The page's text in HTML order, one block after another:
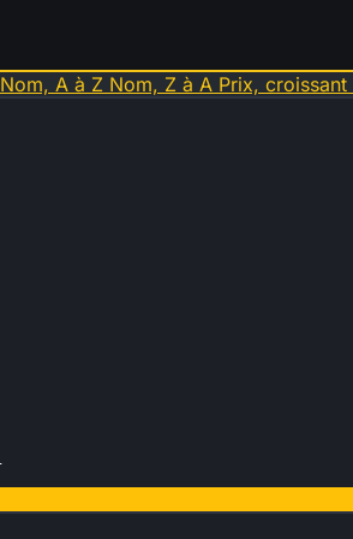
Nom, A à Z Nom, Z à A Prix, croissant